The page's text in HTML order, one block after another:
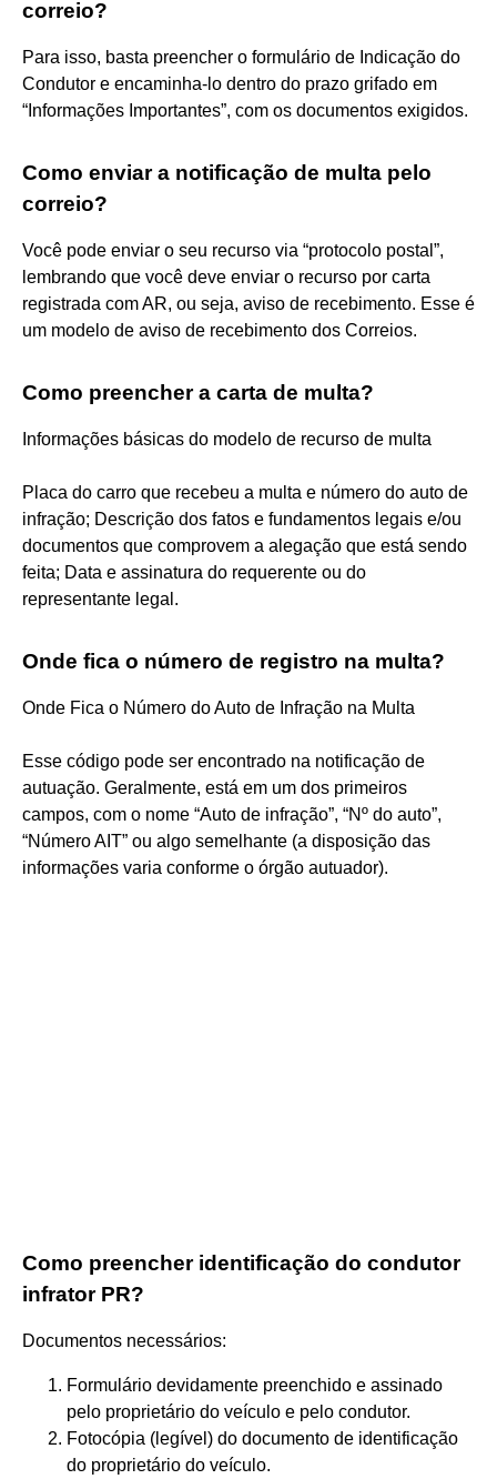
correio?
Para isso, basta preencher o formulário de Indicação do
Condutor e encaminha-lo dentro do prazo grifado em
“Informações Importantes”, com os documentos exigidos.
Como enviar a notificação de multa pelo
correio?
Você pode enviar o seu recurso via “protocolo postal”,
lembrando que você deve enviar o recurso por carta
registrada com AR, ou seja, aviso de recebimento. Esse é
um modelo de aviso de recebimento dos Correios.
Como preencher a carta de multa?
Informações básicas do modelo de recurso de multa
Placa do carro que recebeu a multa e número do auto de
infração; Descrição dos fatos e fundamentos legais e/ou
documentos que comprovem a alegação que está sendo
feita; Data e assinatura do requerente ou do
representante legal.
Onde fica o número de registro na multa?
Onde Fica o Número do Auto de Infração na Multa
Esse código pode ser encontrado na notificação de
autuação. Geralmente, está em um dos primeiros
campos, com o nome “Auto de infração”, “Nº do auto”,
“Número AIT” ou algo semelhante (a disposição das
informações varia conforme o órgão autuador).
Como preencher identificação do condutor
infrator PR?
Documentos necessários:
Formulário devidamente preenchido e assinado
pelo proprietário do veículo e pelo condutor.
Fotocópia (legível) do documento de identificação
do proprietário do veículo.